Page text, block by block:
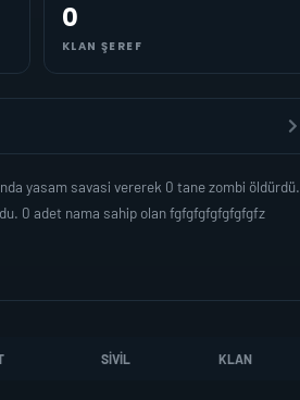
0
KLAN ŞEREF
yasam savasi vererek 0 tane zombi öldürdü.
0 adet nama sahip olan fgfgfgfgfgfgfgfz
SIVIL KLAN